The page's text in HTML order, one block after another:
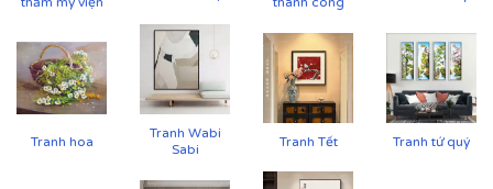
Tranh hoa
Tranh Wabi
Sabi
Tranh Tết Tranh tứ quý